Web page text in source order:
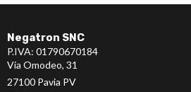
Negatron SNC
P.IVA: 01790670184
Via Omodeo, 31
27100 Pavia PV